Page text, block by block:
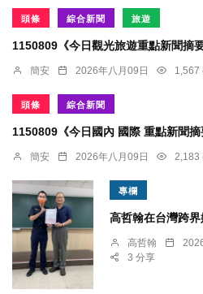
頭條 綜合新聞 旅遊
1150809《今日觀光旅遊重點新聞摘要
簡安 2026年八月09日 1,567
頭條 綜合新聞
1150809《今日國內 國際 重點新聞摘
簡安 2026年八月09日 2,183
專欄
高哲翰在台灣跨
高哲翰
3 分享